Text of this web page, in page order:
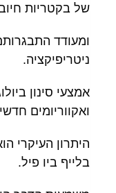
של בקטריות
ומעודד
ניטריפיקציה.
אמצעי סינון
ואקווריומים
היתרון העיקרי
בלייף ביו פיל.